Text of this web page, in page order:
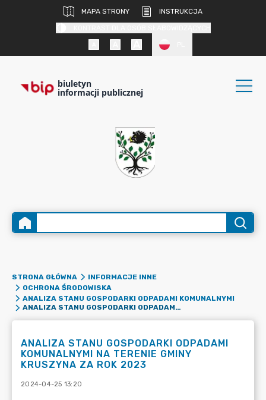
MAPA STRONY
INSTRUKCJA
biuletyn
informacji publicznej
STRONA GŁÓWNA
INFORMACJE INNE
OCHRONA ŚRODOWISKA
ANALIZA STANU GOSPODARKI ODPADAMI KOMUNALNYMI
ANALIZA STANU GOSPODARKI ODPADAMI KOMUNALNYMI NA TERENIE GMINY KRUSZYNA ZA ROK 2023
ANALIZA STANU GOSPODARKI ODPADAMI
KOMUNALNYMI NA TERENIE GMINY
KRUSZYNA ZA ROK 2023
2024-04-25 13:20